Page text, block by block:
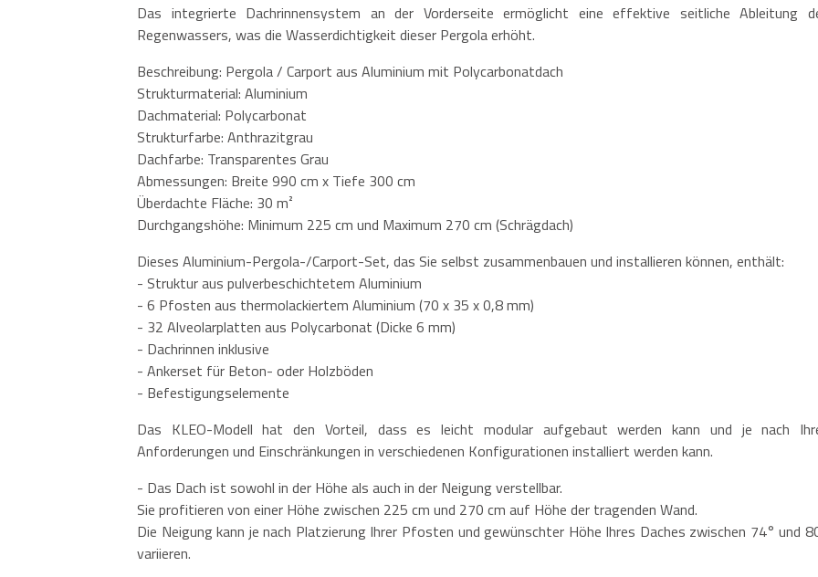
Das integrierte Dachrinnensystem an der Vorderseite ermöglicht eine effektive seitliche Ableitung
Regenwassers, was die Wasserdichtigkeit dieser Pergola erhöht.
Beschreibung: Pergola / Carport aus Aluminium mit Polycarbonatdach
Strukturmaterial: Aluminium
Dachmaterial: Polycarbonat
Strukturfarbe: Anthrazitgrau
Dachfarbe: Transparentes Grau
Abmessungen: Breite 990 cm x Tiefe 300 cm
Überdachte Fläche: 30 m²
Durchgangshöhe: Minimum 225 cm und Maximum 270 cm (Schrägdach)
Dieses Aluminium-Pergola-/Carport-Set, das Sie selbst zusammenbauen und installieren können, enthält:
- Struktur aus pulverbeschichtetem Aluminium
- 6 Pfosten aus thermolackiertem Aluminium (70 x 35 x 0,8 mm)
- 32 Alveolarplatten aus Polycarbonat (Dicke 6 mm)
- Dachrinnen inklusive
- Ankerset für Beton- oder Holzböden
- Befestigungselemente
Das KLEO-Modell hat den Vorteil, dass es leicht modular aufgebaut werden kann und je nach
Anforderungen und Einschränkungen in verschiedenen Konfigurationen installiert werden kann.
- Das Dach ist sowohl in der Höhe als auch in der Neigung verstellbar.
Sie profitieren von einer Höhe zwischen 225 cm und 270 cm auf Höhe der tragenden Wand.
Die Neigung kann je nach Platzierung Ihrer Pfosten und gewünschter Höhe Ihres Daches zwischen 74° und
variieren.